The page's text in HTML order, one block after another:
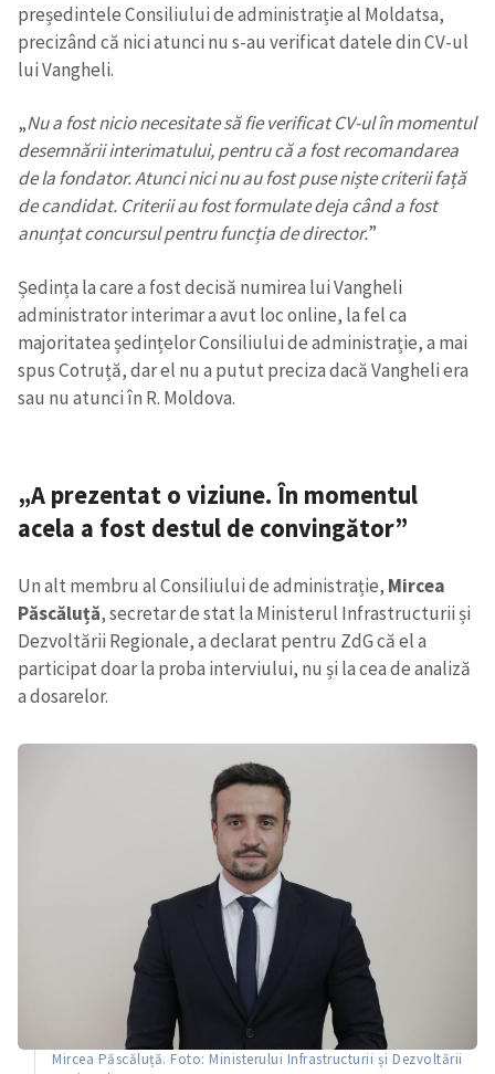
președintele Consiliului de administrație al Moldatsa,
precizând că nici atunci nu s-au verificat datele din CV-ul
lui Vangheli.
„Nu a fost nicio necesitate să fie verificat CV-ul în momentul
desemnării interimatului, pentru că a fost recomandarea
de la fondator. Atunci nici nu au fost puse niște criterii față
de candidat. Criterii au fost formulate deja când a fost
anunțat concursul pentru funcția de director.”
Ședința la care a fost decisă numirea lui Vangheli
administrator interimar a avut loc online, la fel ca
majoritatea ședințelor Consiliului de administrație, a mai
spus Cotruță, dar el nu a putut preciza dacă Vangheli era
sau nu atunci în R. Moldova.
„A prezentat o viziune. În momentul
acela a fost destul de convingător”
Un alt membru al Consiliului de administrație, Mircea
Păscăluță, secretar de stat la Ministerul Infrastructurii și
Dezvoltării Regionale, a declarat pentru ZdG că el a
participat doar la proba interviului, nu și la cea de analiză
a dosarelor.
Mircea Păscăluță. Foto: Ministerului Infrastructurii și Dezvoltării
+ Adaugă titlu
+ Încarcă imagine
Link media
+ Link media
Mesajul știrei
+ Mesajul știrei